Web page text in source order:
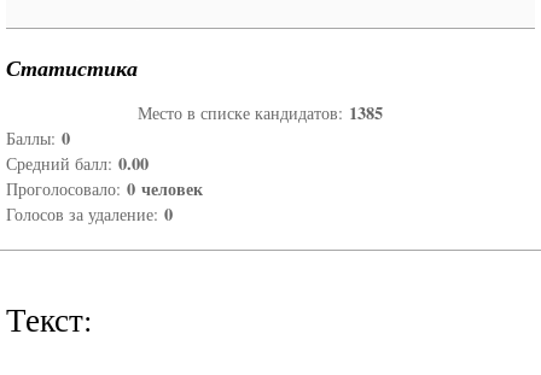
Статистика
Место в списке кандидатов: 1385
Баллы: 0
Средний балл: 0.00
Проголосовало: 0 человек
Голосов за удаление: 0
Текст: